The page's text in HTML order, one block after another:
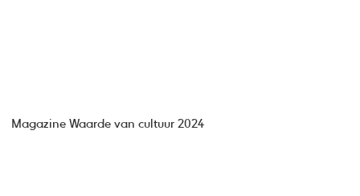
Magazine Waarde van cultuur 2024